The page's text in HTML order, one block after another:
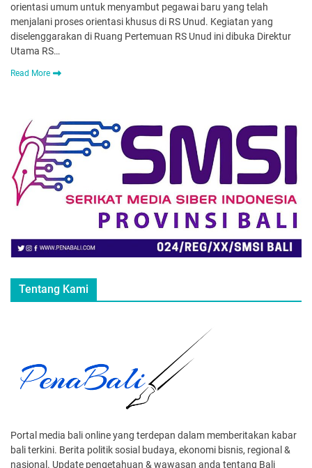
orientasi umum untuk menyambut pegawai baru yang telah
menjalani proses orientasi khusus di RS Unud. Kegiatan yang
diselenggarakan di Ruang Pertemuan RS Unud ini dibuka Direktur
Utama RS…
Read More
Tentang Kami
Portal media bali online yang terdepan dalam memberitakan kabar
bali terkini. Berita politik sosial budaya, ekonomi bisnis, regional &
nasional. Update pengetahuan & wawasan anda tentang Bali